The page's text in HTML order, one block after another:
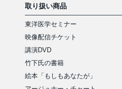
取り扱い商品
東洋医学セミナー
映像配信チケット
講演DVD
竹下氏の書籍
絵本「もしもあなたが」